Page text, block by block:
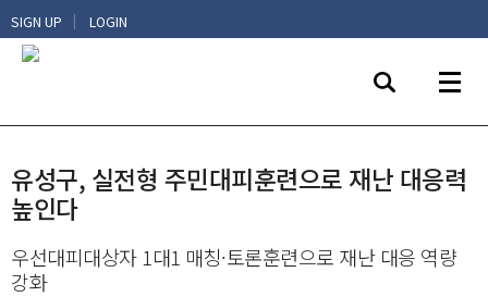
SIGN UP | LOGIN
유성구, 실전형 주민대피훈련으로 재난 대응력
높인다
우선대피대상자 1대1 매칭·토론훈련으로 재난 대응 역량
강화